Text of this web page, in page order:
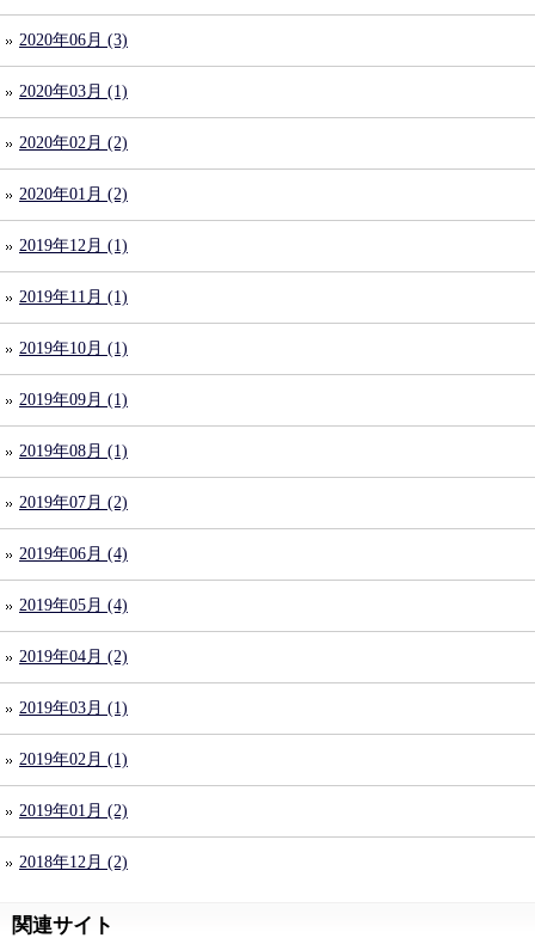
2020年06月 (3)
2020年03月 (1)
2020年02月 (2)
2020年01月 (2)
2019年12月 (1)
2019年11月 (1)
2019年10月 (1)
2019年09月 (1)
2019年08月 (1)
2019年07月 (2)
2019年06月 (4)
2019年05月 (4)
2019年04月 (2)
2019年03月 (1)
2019年02月 (1)
2019年01月 (2)
2018年12月 (2)
関連サイト